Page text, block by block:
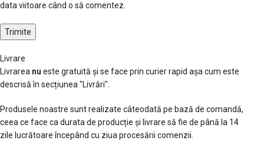
data viitoare când o să comentez.
Livrare
Livrarea nu este gratuită și se face prin curier rapid așa cum este
descrisă în secțiunea "Livrări".
Produsele noastre sunt realizate câteodată pe bază de comandă,
ceea ce face ca durata de producție și livrare să fie de până la 14
zile lucrătoare începând cu ziua procesării comenzii.